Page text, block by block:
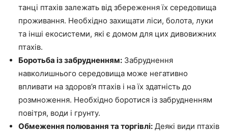
танці птахів залежать від збереження їх середовища
проживання. Необхідно захищати ліси, болота, луки
та інші екосистеми, які є домом для цих дивовижних
птахів.
Боротьба із забрудненням: Забруднення
навколишнього середовища може негативно
впливати на здоров’я птахів і на їх здатність до
розмноження. Необхідно боротися із забрудненням
повітря, води і грунту.
Обмеження полювання та торгівлі: Деякі види птахів